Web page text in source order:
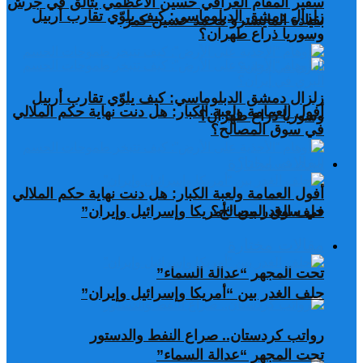
زلزال دمشق الدبلوماسي: كيف يلوّي تقارب أربيل
وسوريا ذراع طهران؟
أفول العمامة ولعبة الكبار: هل دنت نهاية حكم الملالي
في سوق المصالح؟
حلف الغدر بين “أمريكا وإسرائيل وإيران”
تحت المجهر “عدالة السماء”
رواتب كردستان.. صراع النفط والدستور
بقيادة المايسترو محمد حسين كمر
زلزال دمشق الدبلوماسي: كيف يلوّي تقارب أربيل
وسوريا ذراع طهران؟
أفول العمامة ولعبة الكبار: هل دنت نهاية حكم الملالي
في سوق المصالح؟
حلف الغدر بين “أمريكا وإسرائيل وإيران”
تحت المجهر “عدالة السماء”